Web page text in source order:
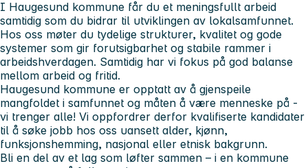
I Haugesund kommune får du et meningsfullt arbeid
samtidig som du bidrar til utviklingen av lokalsamfunnet.
Hos oss møter du tydelige strukturer, kvalitet og gode
systemer som gir forutsigbarhet og stabile rammer i
arbeidshverdagen. Samtidig har vi fokus på god balanse
mellom arbeid og fritid.
Haugesund kommune er opptatt av å gjenspeile
mangfoldet i samfunnet og måten å være menneske på -
vi trenger alle! Vi oppfordrer derfor kvalifiserte kandidater
til å søke jobb hos oss uansett alder, kjønn,
funksjonshemming, nasjonal eller etnisk bakgrunn.
Bli en del av et lag som løfter sammen – i en kommune